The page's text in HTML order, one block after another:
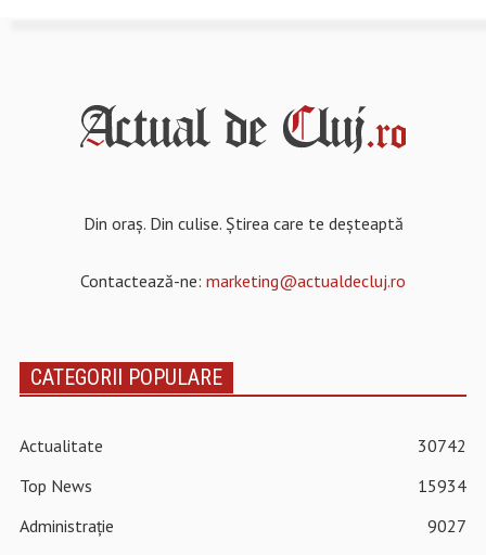
Din oraș. Din culise. Știrea care te deșteaptă
Contactează-ne: marketing@actualdecluj.ro
CATEGORII POPULARE
Actualitate
30742
Top News
15934
Administrație
9027